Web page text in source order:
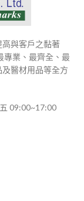
與客戶之黏著
專業、最齊全、最
醫材用品等全方
09:00~17:00